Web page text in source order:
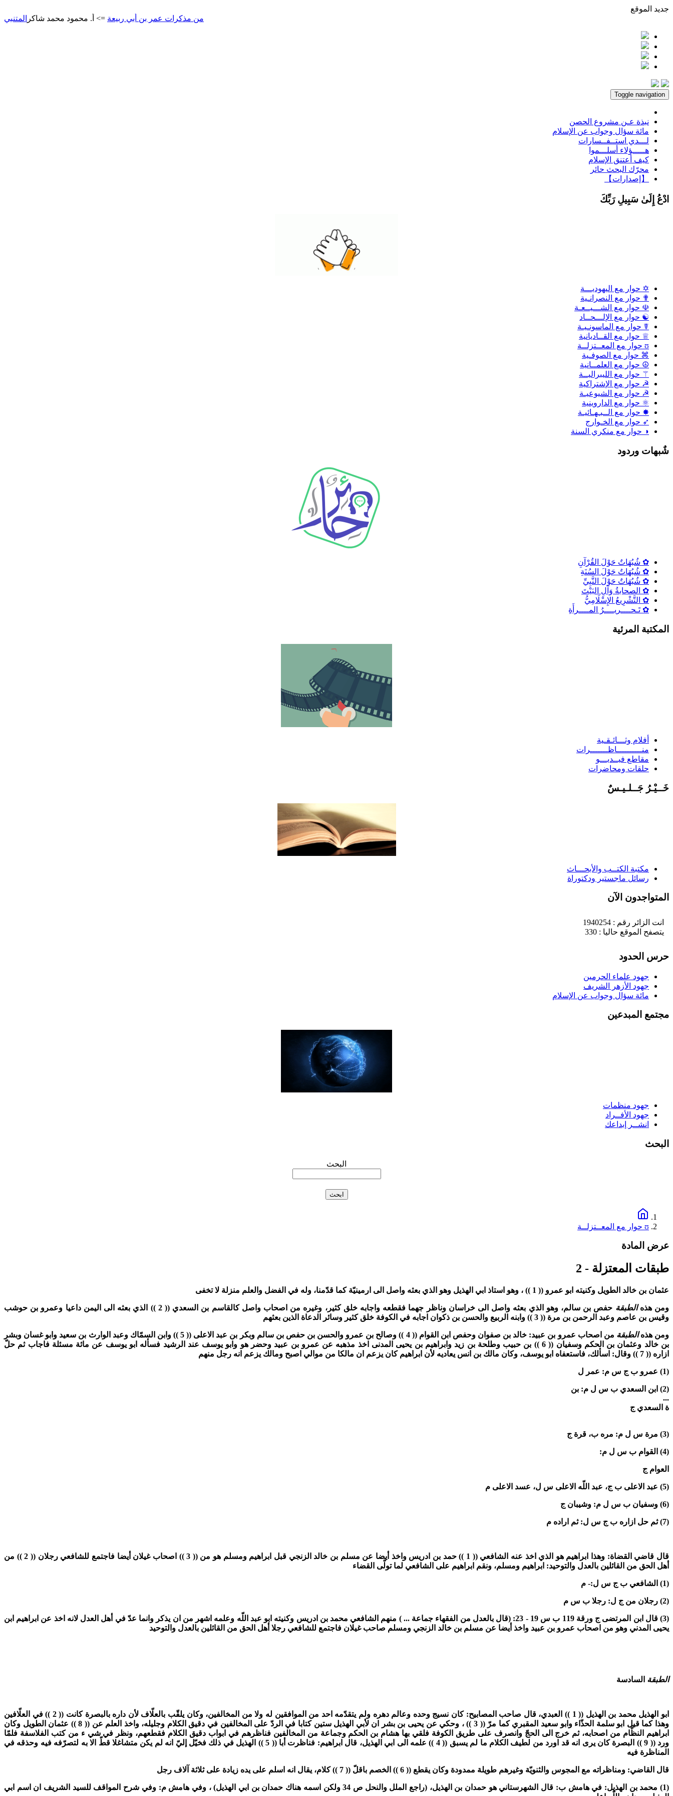
جديد الموقع
المتنبي=> أ. من مذكرات عمر بن أبي ربيعة => أ. محمود محمد شاكر
Toggle navigation
نبذة عـن مشروع الحصن
مائة سؤال وجواب عن الإسلام
لـــدي استــفــسارات
هـــــؤلاء أسلـــموا
كيف أعتنق الإسلام
محرّك البحث حائر
【إصدارات】
ادْعُ إِلَىٰ سَبِيلِ رَبِّكَ
✡ حوار مع اليهوديـــة
✟ حوار مع النصرانـية
☫ حوار مع الشـــيــعـة
☯ حوار مع الإلـــحــاد
☤ حوار مع الماسونـيـة
♕ حوار مع القــاديانية
ʊ حوار مع المعــتزلــة
⌘ حوار مع الصوفـية
☮ حوار مع العلمــانية
⚚ حوار مع الليبراليــة
☭ حوار مع الإشتراكية
☭ حوار مع الشيوعيـة
⚛ حوار مع الداروينية
✸ حوار مع الــبـهـائيـة
➶ حوار مع الخـوارج
◑ حوار مع منكري السنة
شٌبهات وردود
✿ شُبُهَاتٌ حَوْلَ القُرْآنِ
✿ شُبُهَاتٌ حَوْلَ السُنَةِ
✿ شُبُهَاتٌ حَوْلَ النَّبِيِّ
✿ الصحابةُ وَآلِ البَيْتَ
✿ التَّشْرِيعُ الإِسْلَامِيُّ
✿ تَـحــــريــــرُ المــــرأَةِ
المكتبة المرئية
أفلام وثـــائـقـية
منــــــــــاظـــــــرات
مقاطع فيــديـــو
حلقات ومحاضرات
خَــيْـرُ جَــلـيـسٌ
مكتبة الكتــب والأبحـــاث
رسائل ماجستير ودكتوراة
المتواجدون الآن
انت الزائر رقم : 1940254
يتصفح الموقع حاليا : 330
حرس الحدود
جهود علماء الحرمين
جهود الأزهر الشريف
مائة سؤال وجواب عن الإسلام
مجتمع المبدعين
جهود منظمات
جهود الأفــراد
انشــر إبداعك
البحث
البحث
ʊ حوار مع المعــتزلــة
عرض المادة
طبقات المعتزلة - 2
عثمان بن خالد الطويل وكنيته ابو عمرو (( 1 )) ، وهو استاذ ابي الهذيل وهو الذي بعثه واصل الى ارمينيّة كما قدّمنا، وله في الفضل والعلم منزلة لا تخفى
ومن هذهالطبقة حفص بن سالم، وهو الذي بعثه واصل الى خراسان وناظر جهما فقطعه واجابه خلق كثير، وغيره من اصحاب واصل كالقاسم بن السعدي (( 2 ))
الذي بعثه الى اليمن داعيا وعمرو بن حوشب
وقيس بن عاصم وعبد الرحمن بن مرة (( 3 )) وابنه الربيع والحسن بن ذكوان اجابه في الكوفة خلق كثير وسائر الدعاة الذين بعثهم
ومن هذهالطبقة من اصحاب عمرو بن عبيد: خالد بن صفوان وحفص ابن القوام(( 4 )) وصالح بن عمرو والحسن بن حفص بن سالم وبكر بن عبد الاعلى (( 5 ))
وابن السمّاك وعبد الوارث بن سعيد وابو غسان وبشر
بن خالد وعثمان بن الحكم وسفيان (( 6 ))
بن حبيب وطلحة بن زيد وابراهيم بن يحيى المدنى اخذ مذهبه عن عمرو بن عبيد وحضر هو وابو يوسف عند الرشيد فسأله ابو يوسف عن مائة مسئلة فاجاب ثم حلّ
ازاره (( 7 )) وقال: اسألك، فاستعفاه ابو يوسف، وكان مالك بن انس يعاديه لأن ابراهيم كان يزعم ان مالكا من موالي اصبح ومالك يزعم انه رجل منهم
(1) عمرو ب ج س م: عمر ل
(2) ابن السعدي ب س ل م: بن
...
ة السعدي ج
(3) مرة س ل م: مره ب، قرة ج
(4) القوام ب س ل م:
العوام ج
(5) عبد الاعلى ب ج، عبد اللّه الاعلى س ل، عسد الاعلى م
(6) وسفيان ب س ل م: وشيبان ج
(7) ثم حل ازاره ب ج س ل: ثم اراده م
قال قاضي القضاة: وهذا ابراهيم هو الذي اخذ عنه الشافعي(( 1 )) حمد بن ادريس واخذ أيضا عن مسلم بن خالد الزنجي قبل ابراهيم ومسلم هو من(( 3 )) اصحاب غيلان أيضا فاجتمع للشافعي رجلان(( 2 ))
من
أهل الحق من القائلين بالعدل والتوحيد: ابراهيم ومسلم، ونقم ابراهيم على الشافعي لما تولّى القضاء
(1) الشافعي ب ج س ل:- م
(2) رجلان من ج ل: رجلا ب س م
(3) قال ابن المرتضى ج ورقة 119 ب س 19 - 23: (قال بالعدل من الفقهاء جماعة ... ) منهم الشافعي محمد بن ادريس وكنيته ابو عبد اللّه وعلمه اشهر من ان يذكر وانما عدّ في أهل العدل لانه اخذ عن ابراهيم ابن
يحيى المدني وهو من اصحاب عمرو بن عبيد واخذ أيضا عن مسلم بن خالد الزنجي ومسلم صاحب غيلان فاجتمع للشافعي رجلا أهل الحق من القائلين بالعدل والتوحيد
الطبقة السادسة
ابو الهذيل محمد بن الهذيل (( 1 )) العبدي، قال صاحب المصابيح: كان نسيج وحده وعالم دهره ولم يتقدّمه احد من الموافقين له ولا من المخالفين، وكان يلقّب بالعلّاف لأن داره بالبصرة كانت (( 2 ))
في العلّافين
وهذا كما قيل ابو سلمة الحذّاء وابو سعيد المقبري كما مرّ(( 3 )) ، وحكي عن يحيى بن بشر ان لأبي الهذيل ستين كتابا في الردّ على المخالفين في دقيق الكلام وجليله، واخذ العلم عن(( 8 ))
عثمان الطويل وكان
ابراهيم النظّام من اصحابه، ثم خرج الى الحجّ وانصرف على طريق الكوفة فلقي بها هشام بن الحكم وجماعة من المخالفين فناظرهم في ابواب دقيق الكلام فقطعهم، ونظر في شي ء من كتب الفلاسفة فلمّا
ورد(( 9 )) البصرة كان يرى انه قد اورد من لطيف الكلام ما لم يسبق (( 4 )) علمه الى ابي الهذيل، قال ابراهيم: فناظرت أبا(( 5 ))
الهذيل في ذلك فخيّل إليّ انه لم يكن متشاغلا قطّ الا به لتصرّفه فيه وحذقه في
المناظرة فيه
قال القاضي: ومناظراته مع المجوس والثنويّة وغيرهم طويلة ممدودة وكان يقطع (( 6 )) الخصم باقلّ (( 7 )) كلام، يقال انه اسلم على يده زيادة على ثلاثة آلاف رجل
(1) محمد بن الهذيل: في هامش ب: قال الشهرستاني هو حمدان بن الهذيل، (راجع الملل والنحل ص 34 ولكن اسمه هناك حمدان بن ابي الهذيل)
، وفي هامش م: وفي شرح المواقف للسيد الشريف ان اسم ابي